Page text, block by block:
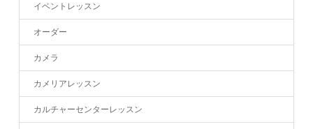
イベントレッスン
オーダー
カメラ
カメリアレッスン
カルチャーセンターレッスン